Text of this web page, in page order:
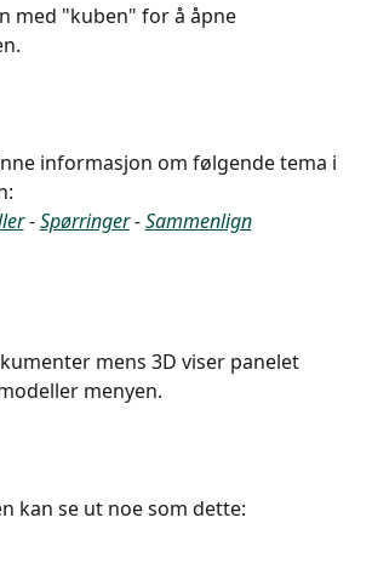
med "kuben" for å åpne
informasjon om følgende tema i
- Spørringer - Sammenlign
mens 3D viser panelet
menyen.
kan se ut noe som dette: